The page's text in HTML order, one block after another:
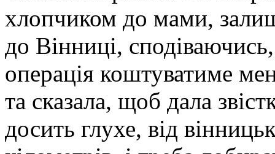
хлопчиком до мами,
до Вінниці,
операція коштуватиме
та сказала, щоб дала
досить глухе, від